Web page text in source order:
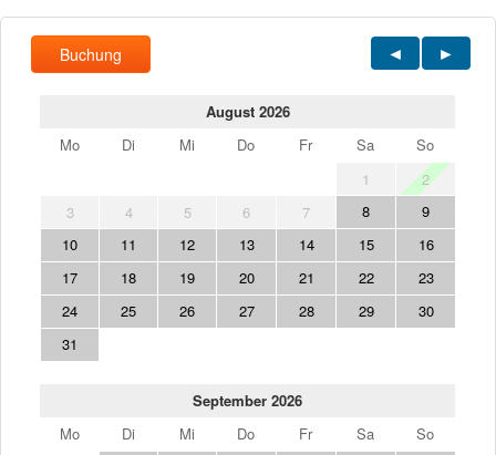
Buchung
August 2026
Mo
Di Mi Do Fr Sa
So
1
2
3
4 5 6 7 8
9
10
11 12 13 14 15
16
17
18 19 20 21 22
23
24
25 26 27 28 29
30
31
September 2026
Mo
Di Mi Do Fr Sa
So